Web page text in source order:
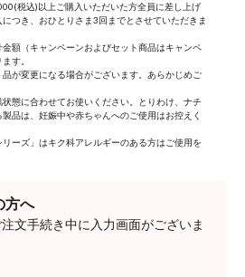
税込)以上ご購入いただいた方全員に差し上げ
つき、おひとりさま3回までとさせていただきま
額（キャンペーンおよびセット商品はキャンペ
す。
が変更になる場合がございます。あらかじめご
態に合わせてお使いください。とりわけ、ナチ
品は、妊娠中や赤ちゃんへのご使用はお控えく
ーズ」はキク科アレルギーのある方はご使用を
方へ
文手続き中に入力画面がございま